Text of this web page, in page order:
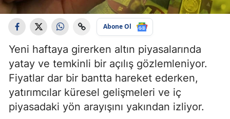
Abone Ol
Yeni haftaya girerken altın piyasalarında
yatay ve temkinli bir açılış gözlemleniyor.
Fiyatlar dar bir bantta hareket ederken,
yatırımcılar küresel gelişmeleri ve iç
piyasadaki yön arayışını yakından izliyor.